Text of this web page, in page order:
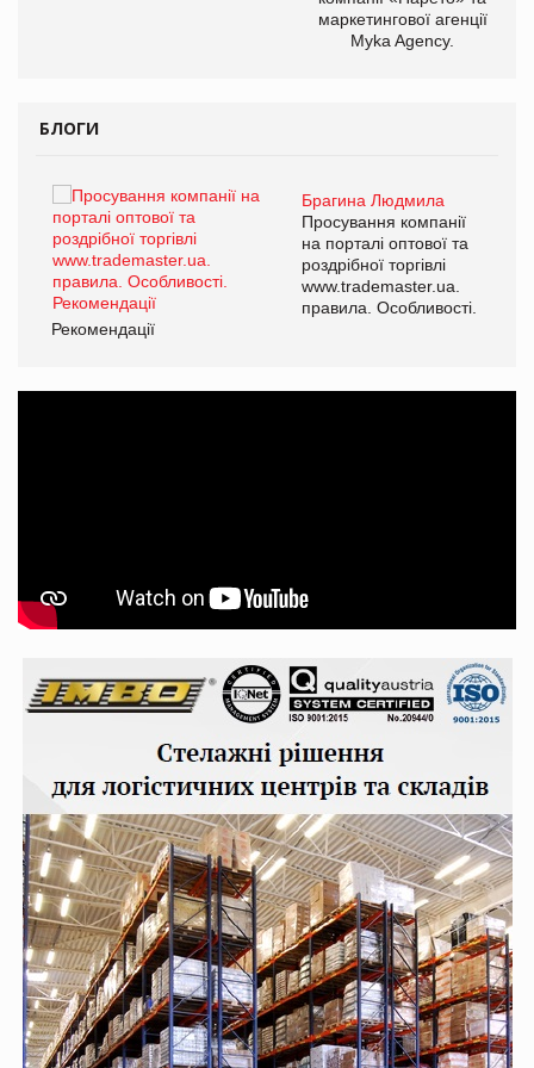
маркетингової агенції
Myka Agency.
БЛОГИ
Брагина Людмила
Просування компанії
на порталі оптової та
роздрібної торгівлі
www.trademaster.ua.
правила. Особливості.
Рекомендації